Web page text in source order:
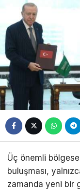
Üç önemli
buluşması,
zamanda yeni bir